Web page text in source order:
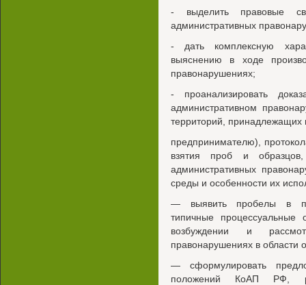
- выделить правовые
административных
- дать комплексную
выяснению в ходе
правонарушениях;
- проанализировать
административном
территорий, принадлежащих
предпринимателю),
взятия проб и
административных
среды и особенности их
— выявить пробелы в
типичные
возбуждении и
правонарушениях в
— сформулировать
положений КоАП РФ,